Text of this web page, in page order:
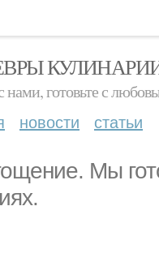
нами, готовьте с
новости статьи
Мы